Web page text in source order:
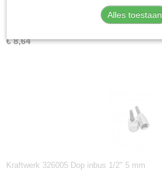
€ 8,64
Kraftwerk 326005 Dop inbus 1/2" 5 mm
Alles toestaan